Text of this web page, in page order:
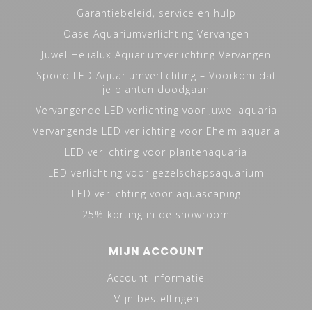
Garantiebeleid, service en hulp
Oase Aquariumverlichting Vervangen
Juwel Helialux Aquariumverlichting Vervangen
Spoed LED Aquariumverlichting – Voorkom dat
je planten doodgaan
Vervangende LED verlichting voor Juwel aquaria
Vervangende LED verlichting voor Eheim aquaria
LED verlichting voor plantenaquaria
LED verlichting voor gezelschapsaquarium
LED verlichting voor aquascaping
25% korting in de showroom
MIJN ACCOUNT
Account informatie
Mijn bestellingen